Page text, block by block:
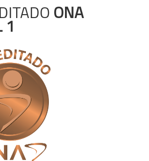
ONA
1